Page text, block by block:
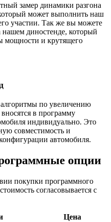
замер динамики разгона
может выполнить наш
участии. Так же вы можете
нашем диностенде, который
мощности и крутящего
по увеличению
в программу
индивидуально. Это
совместимость и
автомобиля.
опции
покупки программного
согласовывается с
Цена